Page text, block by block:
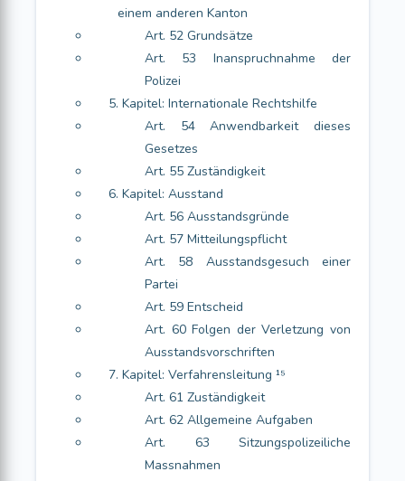
einem anderen Kanton
Art. 52 Grundsätze
Art. 53 Inanspruchnahme der
Polizei
5. Kapitel: Internationale Rechtshilfe
Art. 54 Anwendbarkeit dieses
Gesetzes
Art. 55 Zuständigkeit
6. Kapitel: Ausstand
Art. 56 Ausstandsgründe
Art. 57 Mitteilungspflicht
Art. 58 Ausstandsgesuch einer
Partei
Art. 59 Entscheid
Art. 60 Folgen der Verletzung von
Ausstandsvorschriften
7. Kapitel: Verfahrensleitung ¹⁵
Art. 61 Zuständigkeit
Art. 62 Allgemeine Aufgaben
Art. 63 Sitzungspolizeiliche
Massnahmen